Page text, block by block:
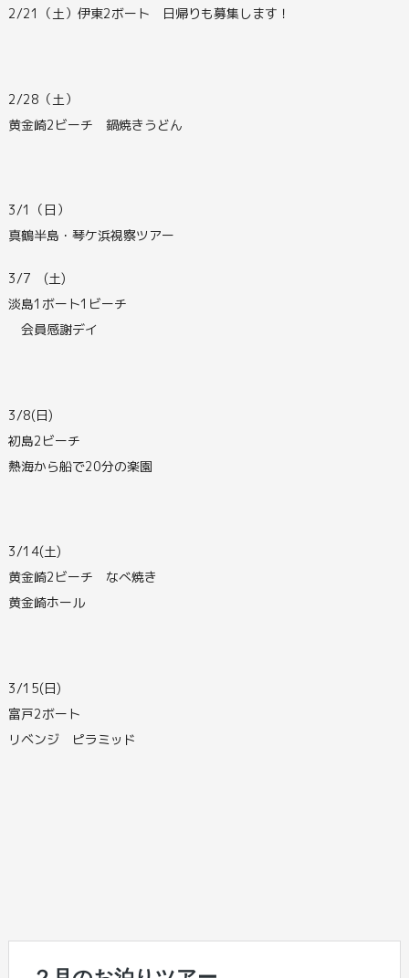
2/21（土）伊東2ボート 日帰りも募集します！
2/28（土）
黄金崎2ビーチ 鍋焼きうどん
3/1（日）
真鶴半島・琴ケ浜視察ツアー
3/7 (土)
淡島1ボート1ビーチ
会員感謝デイ
3/8(日)
初島2ビーチ
熱海から船で20分の楽園
3/14(土)
黄金崎2ビーチ なべ焼き
黄金崎ホール
3/15(日)
富戸2ボート
リベンジ ピラミッド